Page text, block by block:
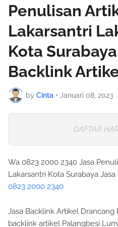
Penulisan
Lakarsantri
Kota
Backlink
by Cinta • Januari 08, 2023
DAFTAR
Wa 0823 2000 2340 Jasa
Lakarsantri Kota Surabaya
0823 2000 2340
Jasa Backlink Artikel Drancang
backlink artikel Palangbesi